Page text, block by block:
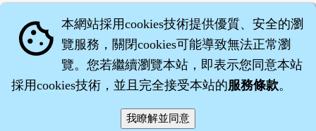
‧沈藥子©2008～2026
cookie 本網站採用cookies技術提供優質、安全的瀏
覽服務，關閉cookies可能導致無法正常瀏
覽。您若繼續瀏覽本站，即表示您同意本站
採用cookies技術，並且完全接受本站的服務條款。